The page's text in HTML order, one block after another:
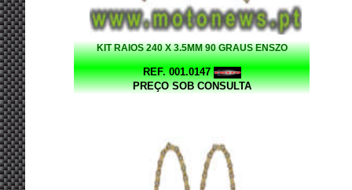
KIT RAIOS 240 X 3.5MM 90 GRAUS ENSZO
REF. 001.0147
PREÇO SOB CONSULTA